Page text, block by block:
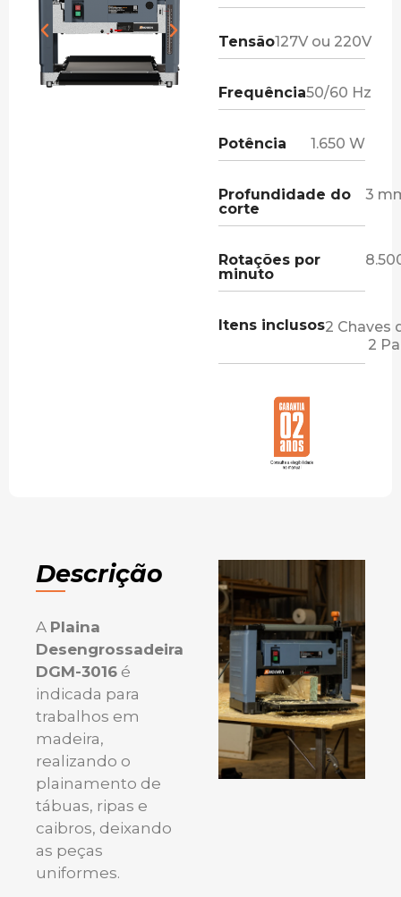
Tensão127V ou 220V
Frequência50/60 Hz
Potência 1.650 W
Profundidade do
corte
3
Rotações por
minuto
Itens inclusos2 Chaves
2
Descrição
A Plaina
Desengrossadeira
DGM-3016 é
indicada para
trabalhos em
madeira,
realizando o
plainamento de
tábuas, ripas e
caibros, deixando
as peças
uniformes.